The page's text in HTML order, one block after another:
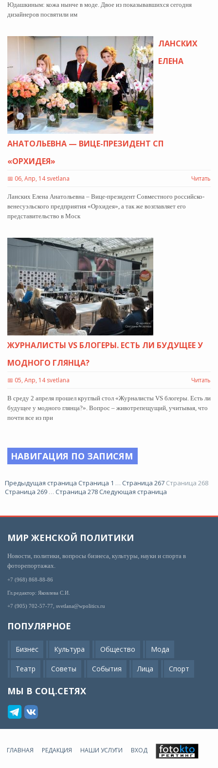
Юдашкиным: кожа нынче в моде. Двое из показывавшихся сегодня
дизайнеров посвятили им
ЛАНСКИХ
ЕЛЕНА
АНАТОЛЬЕВНА — ВИЦЕ-ПРЕЗИДЕНТ СП
«ОРХИДЕЯ»
📅 06, Апр, 14 svetlana Читать
Ланских Елена Анатольевна – Вице-президент Совместного российско-
венесуэльского предприятия «Орхидея», а так же возглавляет его
представительство в Моск
ЖУРНАЛИСТЫ VS БЛОГЕРЫ. ЕСТЬ ЛИ БУДУЩЕЕ У
МОДНОГО ГЛЯНЦА?
📅 05, Апр, 14 svetlana Читать
В среду 2 апреля прошел круглый стол «Журналисты VS блогеры. Есть ли
будущее у модного глянца?». Вопрос – животрепещущий, учитывая, что
почти все из при
НАВИГАЦИЯ ПО ЗАПИСЯМ
Предыдущая страница Страница 1 … Страница 267 Страница 268
Страница 269 … Страница 278Следующая страница
МИР ЖЕНСКОЙ ПОЛИТИКИ
Новости, политики, вопросы бизнеса, культуры, науки и спорта в
фоторепортажах.
+7 (968) 868-88-86
Гл.редактор: Яковлева С.И.
+7 (905) 702-57-77, svetlana@wpolitics.ru
ПОПУЛЯРНОЕ
Бизнес Культура Общество Мода
Театр Советы События Лица Спорт
МЫ В СОЦ.СЕТЯХ
ГЛАВНАЯ РЕДАКЦИЯ НАШИ УСЛУГИ ВХОД